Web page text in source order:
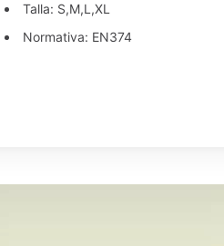
Talla: S,M,L,XL
Normativa: EN374